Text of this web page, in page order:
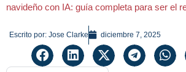
navideño con IA: guía completa para ser el
Escrito por: Jose Clarke diciembre 7, 2025